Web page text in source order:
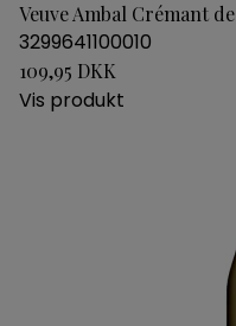
Veuve Ambal Crémant
3299641100010
109,95 DKK
Vis produkt